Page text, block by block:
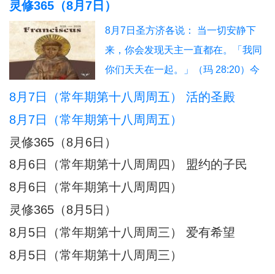
花”。其个人圣德与榜样力量，直接催
生、推动、规范了我国本土贞女群体
数百年的发展脉络。一、中华首位贞
女：陈子东完整生平陈子东（1627—
1665），
灵修365（8月7日）
8月7日圣方济各说： 当一切安静下
来，你会发现天主一直都在。「我同
你们天天在一起。」（玛 28:20）今
日行动：安息在这份临在中。祈祷：
方济各说：当灵魂不再抓紧自己，天
主便成了她唯一的依靠。「把你的一
切挂虑都托给他，因为他必眷顾你
们。」（伯前 5:7）今日行动：把一
件放心不下的事，
8月7日（常年期第十八周周五） 活的圣殿
8月7日（常年期第十八周周五）
灵修365（8月6日）
8月6日（常年期第十八周周四） 盟约的子民
8月6日（常年期第十八周周四）
灵修365（8月5日）
8月5日（常年期第十八周周三） 爱有希望
8月5日（常年期第十八周周三）